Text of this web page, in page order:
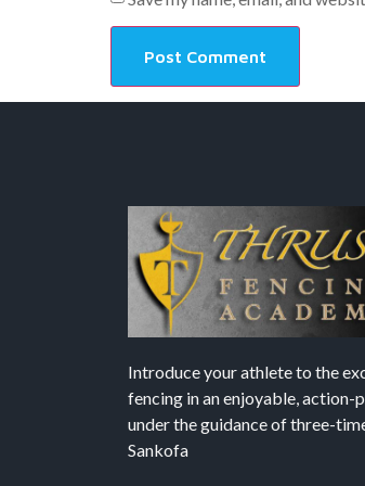
Introduce your athlete to the
fencing in an enjoyable, action-
under the guidance of three-
Sankofa